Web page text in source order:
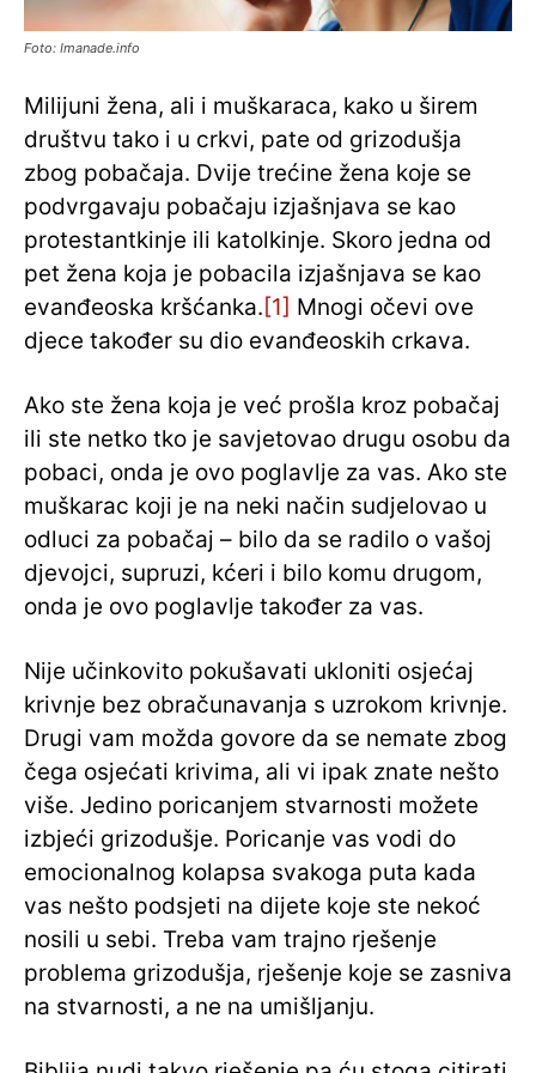
Foto: Imanade.info
Milijuni žena, ali i muškaraca, kako u širem
društvu tako i u crkvi, pate od grizodušja
zbog pobačaja. Dvije trećine žena koje se
podvrgavaju pobačaju izjašnjava se kao
protestantkinje ili katolkinje. Skoro jedna od
pet žena koja je pobacila izjašnjava se kao
evanđeoska kršćanka.[1] Mnogi očevi ove
djece također su dio evanđeoskih crkava.
Ako ste žena koja je već prošla kroz pobačaj
ili ste netko tko je savjetovao drugu osobu da
pobaci, onda je ovo poglavlje za vas. Ako ste
muškarac koji je na neki način sudjelovao u
odluci za pobačaj – bilo da se radilo o vašoj
djevojci, supruzi, kćeri i bilo komu drugom,
onda je ovo poglavlje također za vas.
Nije učinkovito pokušavati ukloniti osjećaj
krivnje bez obračunavanja s uzrokom krivnje.
Drugi vam možda govore da se nemate zbog
čega osjećati krivima, ali vi ipak znate nešto
više. Jedino poricanjem stvarnosti možete
izbjeći grizodušje. Poricanje vas vodi do
emocionalnog kolapsa svakoga puta kada
vas nešto podsjeti na dijete koje ste nekoć
nosili u sebi. Treba vam trajno rješenje
problema grizodušja, rješenje koje se zasniva
na stvarnosti, a ne na umišljanju.